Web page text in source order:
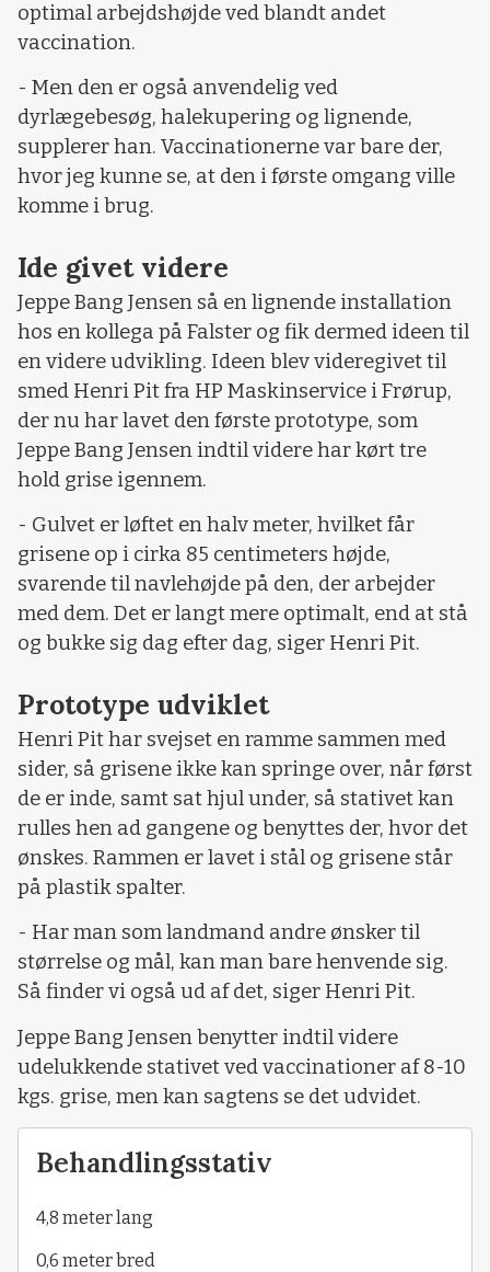
optimal arbejdshøjde ved blandt andet
vaccination.
- Men den er også anvendelig ved
dyrlægebesøg, halekupering og lignende,
supplerer han. Vaccinationerne var bare der,
hvor jeg kunne se, at den i første omgang ville
komme i brug.
Ide givet videre
Jeppe Bang Jensen så en lignende installation
hos en kollega på Falster og fik dermed ideen til
en videre udvikling. Ideen blev videregivet til
smed Henri Pit fra HP Maskinservice i Frørup,
der nu har lavet den første prototype, som
Jeppe Bang Jensen indtil videre har kørt tre
hold grise igennem.
- Gulvet er løftet en halv meter, hvilket får
grisene op i cirka 85 centimeters højde,
svarende til navlehøjde på den, der arbejder
med dem. Det er langt mere optimalt, end at stå
og bukke sig dag efter dag, siger Henri Pit.
Prototype udviklet
Henri Pit har svejset en ramme sammen med
sider, så grisene ikke kan springe over, når først
de er inde, samt sat hjul under, så stativet kan
rulles hen ad gangene og benyttes der, hvor det
ønskes. Rammen er lavet i stål og grisene står
på plastik spalter.
- Har man som landmand andre ønsker til
størrelse og mål, kan man bare henvende sig.
Så finder vi også ud af det, siger Henri Pit.
Jeppe Bang Jensen benytter indtil videre
udelukkende stativet ved vaccinationer af 8-10
kgs. grise, men kan sagtens se det udvidet.
Behandlingsstativ
4,8 meter lang
0,6 meter bred